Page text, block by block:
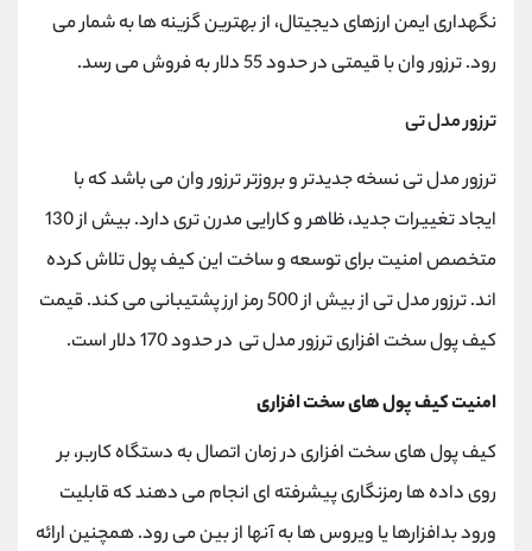
نگهداری ایمن ارزهای دیجیتال، از بهترین گزینه ها به شمار می
رود. ترزور وان با قیمتی در حدود 55 دلار به فروش می رسد.
ترزور مدل تی
ترزور مدل تی نسخه جدیدتر و بروزتر ترزور وان می باشد که با
ایجاد تغییرات جدید، ظاهر و کارایی مدرن تری دارد. بیش از 130
متخصص امنیت برای توسعه و ساخت این کیف پول تلاش کرده
اند. ترزور مدل تی از بیش از 500 رمز ارز پشتیبانی می کند. قیمت
کیف پول سخت افزاری ترزور مدل تی در حدود 170 دلار است.
امنیت کیف پول های سخت افزاری
کیف پول های سخت افزاری در زمان اتصال به دستگاه کاربر، بر
روی داده ها رمزنگاری پیشرفته ای انجام می دهند که قابلیت
ورود بدافزارها یا ویروس ها به آنها از بین می رود. همچنین ارائه